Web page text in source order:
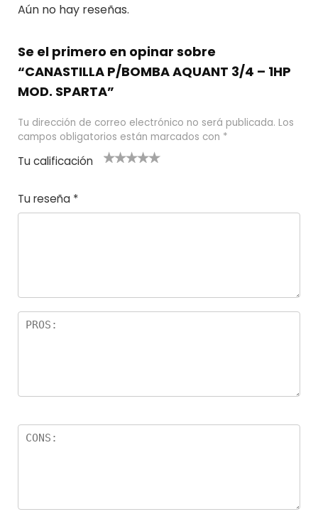
Aún no hay reseñas.
Se el primero en opinar sobre
“CANASTILLA P/BOMBA AQUANT 3/4 – 1HP
MOD. SPARTA”
Tu dirección de correo electrónico no será publicada. Los
campos obligatorios están marcados con *
Tu calificación
e
el
5
las
s
Tu reseña *